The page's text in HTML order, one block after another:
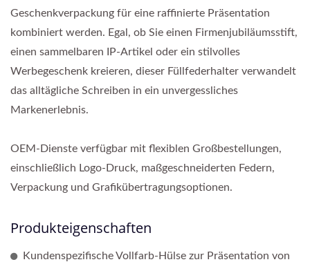
Geschenkverpackung für eine raffinierte Präsentation
kombiniert werden. Egal, ob Sie einen Firmenjubiläumsstift,
einen sammelbaren IP-Artikel oder ein stilvolles
Werbegeschenk kreieren, dieser Füllfederhalter verwandelt
das alltägliche Schreiben in ein unvergessliches
Markenerlebnis.
OEM-Dienste verfügbar mit flexiblen Großbestellungen,
einschließlich Logo-Druck, maßgeschneiderten Federn,
Verpackung und Grafikübertragungsoptionen.
Produkteigenschaften
Kundenspezifische Vollfarb-Hülse zur Präsentation von